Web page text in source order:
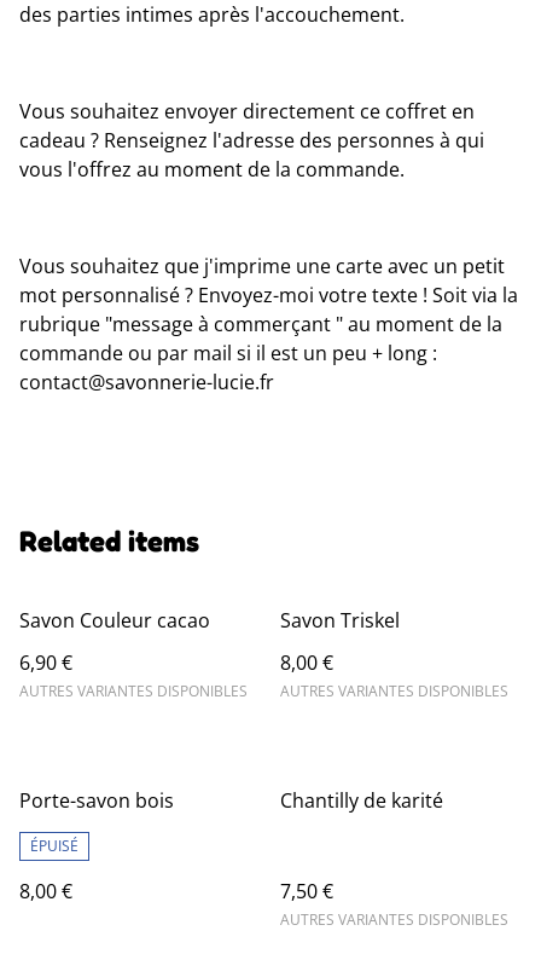
des parties intimes après l'accouchement.
Vous souhaitez envoyer directement ce coffret en
cadeau ? Renseignez l'adresse des personnes à qui
vous l'offrez au moment de la commande.
Vous souhaitez que j'imprime une carte avec un petit
mot personnalisé ? Envoyez-moi votre texte ! Soit via la
rubrique "message à commerçant " au moment de la
commande ou par mail si il est un peu + long :
contact@savonnerie-lucie.fr
Related items
Savon Couleur cacao
6,90 €
AUTRES VARIANTES DISPONIBLES
Savon Triskel
8,00 €
AUTRES VARIANTES DISPONIBLES
Porte-savon bois
ÉPUISÉ
8,00 €
Chantilly de karité
7,50 €
AUTRES VARIANTES DISPONIBLES